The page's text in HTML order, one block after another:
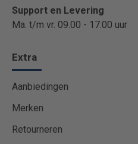
Support en Levering
Ma. t/m vr. 09.00 - 17.00 uur
Extra
Aanbiedingen
Merken
Retourneren